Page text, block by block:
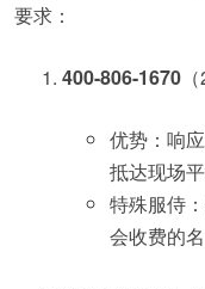
要求：
400-806-1670
优势：响
抵达现场
特殊服侍
会收费的名